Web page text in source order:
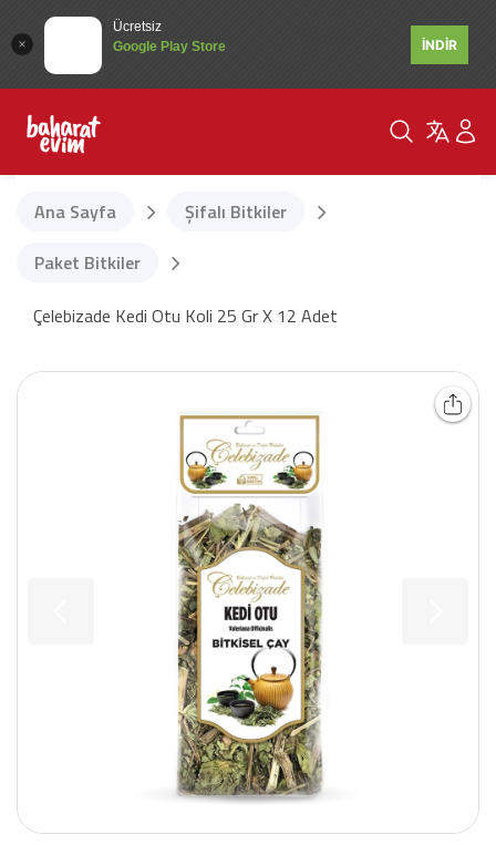
Ücretsiz
Google Play Store
İNDİR
Ana Sayfa
Şifalı Bitkiler
Paket Bitkiler
Çelebizade Kedi Otu Koli 25 Gr X 12 Adet